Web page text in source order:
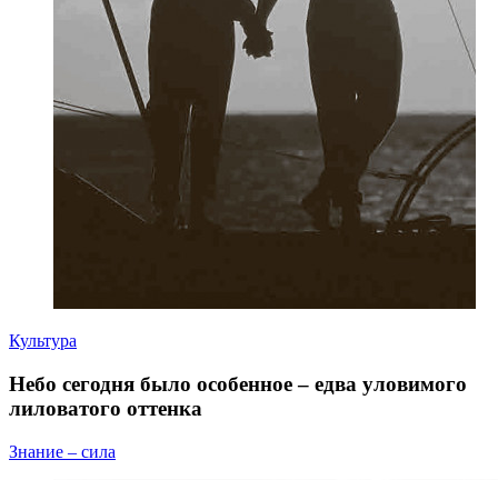
Культура
Небо сегодня было особенное – едва уловимого
лиловатого оттенка
Знание – сила